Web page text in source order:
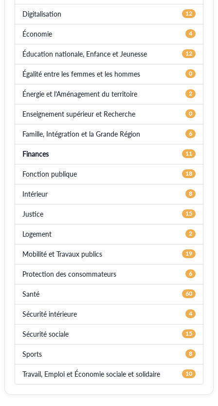
Digitalisation 12
Économie 4
Éducation nationale, Enfance et Jeunesse 12
Égalité entre les femmes et les hommes 0
Énergie et l'Aménagement du territoire 2
Enseignement supérieur et Recherche 0
Famille, Intégration et la Grande Région 6
Finances 11
Fonction publique 18
Intérieur 8
Justice 15
Logement 2
Mobilité et Travaux publics 19
Protection des consommateurs 6
Santé 60
Sécurité intérieure 4
Sécurité sociale 15
Sports 8
Travail, Emploi et Économie sociale et solidaire 10